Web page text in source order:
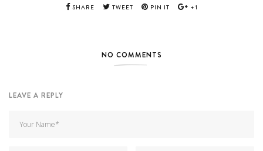
SHARE TWEET PIN IT +1
NO COMMENTS
LEAVE A REPLY